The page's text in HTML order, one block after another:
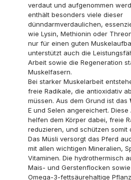
verdaut und aufgenommen
enthält besonders viele dieser
dünndarmverdaulichen,
wie Lysin, Methionin oder
nur für einen guten
unterstützt auch die
Arbeit sowie die Regeneration
Muskelfasern.
Bei starker Muskelarbeit
freie Radikale, die antioxidativ
müssen. Aus dem Grund ist das
E und Selen angereichert. Diese
helfen dem Körper dabei, freie
reduzieren, und schützen somit
Das Müsli versorgt das Pferd
mit allen wichtigen Mineralien,
Vitaminen. Die hydrothermisch
Mais- und Gerstenflocken
Omega-3-fettsäurehaltige